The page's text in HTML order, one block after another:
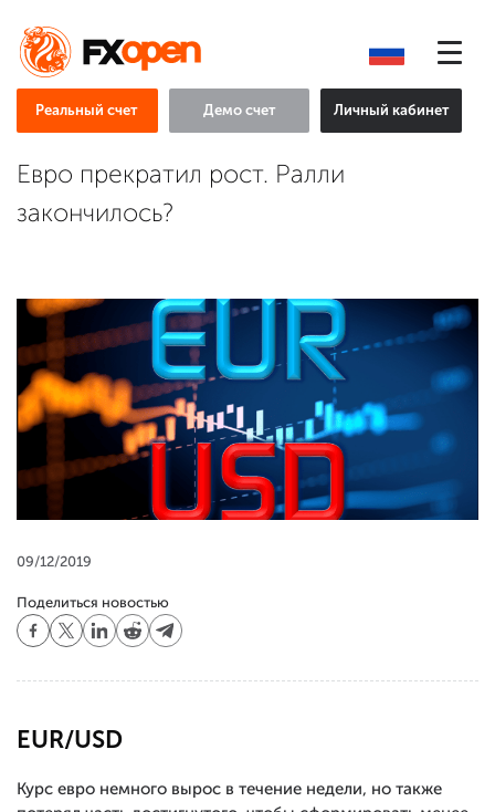
Реальный счет Демо счет Личный кабинет
Евро прекратил рост. Ралли
закончилось?
09/12/2019
Поделиться новостью
EUR/USD
Курс евро немного вырос в течение недели, но также